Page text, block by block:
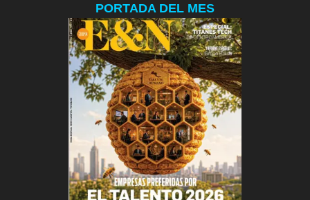
PORTADA DEL MES